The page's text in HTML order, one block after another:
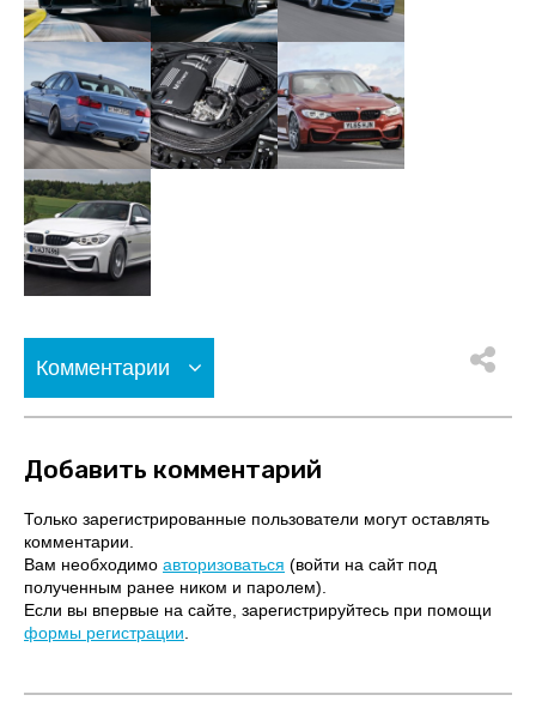
Комментарии
Добавить комментарий
Только зарегистрированные пользователи могут оставлять
комментарии.
Вам необходимо авторизоваться (войти на сайт под
полученным ранее ником и паролем).
Если вы впервые на сайте, зарегистрируйтесь при помощи
формы регистрации